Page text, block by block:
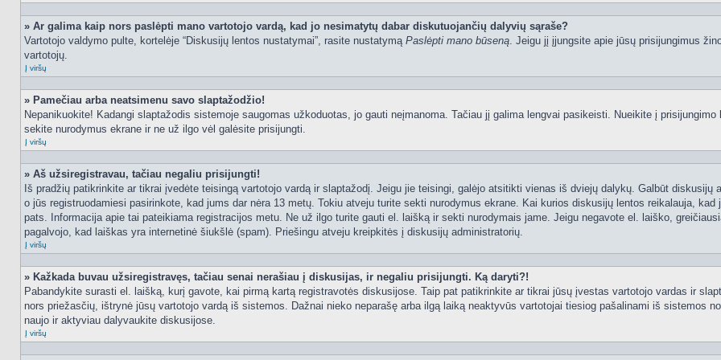
» Ar galima kaip nors paslėpti mano vartotojo vardą, kad jo nesimatytų dabar diskutuojančių dalyvių sąraše?
Vartotojo valdymo pulte, kortelėje “Diskusijų lentos nustatymai”, rasite nustatymą Paslėpti mano būseną. Jeigu jį įjungsite apie jūsų prisijungimus
vartotojų.
Į viršų
» Pamečiau arba neatsimenu savo slaptažodžio!
Nepanikuokite! Kadangi slaptažodis sistemoje saugomas užkoduotas, jo gauti neįmanoma. Tačiau jį galima lengvai pasikeisti. Nueikite į
sekite nurodymus ekrane ir ne už ilgo vėl galėsite prisijungti.
Į viršų
» Aš užsiregistravau, tačiau negaliu prisijungti!
Iš pradžių patikrinkite ar tikrai įvedėte teisingą vartotojo vardą ir slaptažodį. Jeigu jie teisingi, galėjo atsitikti vienas iš dviejų dalykų. Galbūt
o jūs registruodamiesi pasirinkote, kad jums dar nėra 13 metų. Tokiu atveju turite sekti nurodymus ekrane. Kai kurios diskusijų lentos reikalauja,
pats. Informacija apie tai pateikiama registracijos metu. Ne už ilgo turite gauti el. laišką ir sekti nurodymais jame. Jeigu negavote el. laiško,
pagalvojo, kad laiškas yra internetinė šiukšlė (spam). Priešingu atveju kreipkitės į diskusijų administratorių.
Į viršų
» Kažkada buvau užsiregistravęs, tačiau senai nerašiau į diskusijas, ir negaliu prisijungti. Ką daryti?!
Pabandykite surasti el. laišką, kurį gavote, kai pirmą kartą registravotės diskusijose. Taip pat patikrinkite ar tikrai jūsų įvestas vartotojo vardas ir
nors priežasčių, ištrynė jūsų vartotojo vardą iš sistemos. Dažnai nieko neparašę arba ilgą laiką neaktyvūs vartotojai tiesiog pašalinami iš sistemos
naujo ir aktyviau dalyvaukite diskusijose.
Į viršų